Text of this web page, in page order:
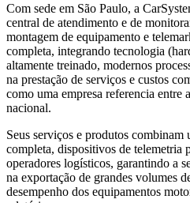
Com sede em São Paulo, a
central de atendimento e de
montagem de equipamento e
completa, integrando tecnologia
altamente treinado, modernos
na prestação de serviços e custos
como uma empresa referencia entre
nacional.
Seus serviços e produtos
completa, dispositivos de telemetria
operadores logísticos, garantindo a
na exportação de grandes volumes
desempenho dos equipamentos